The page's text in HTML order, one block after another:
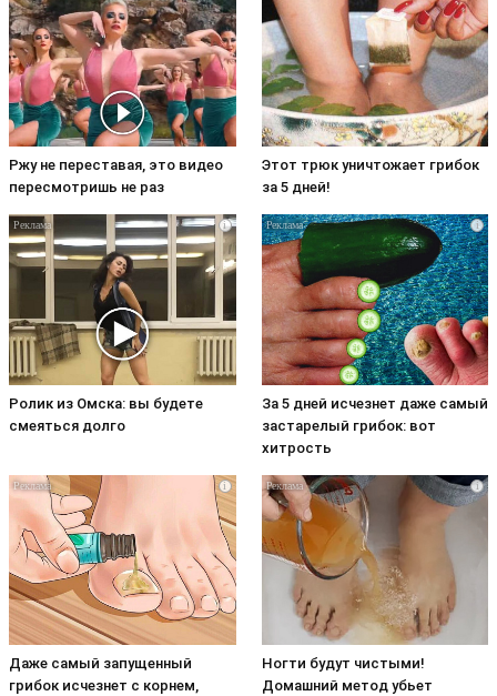
Ржу не переставая, это видео
пересмотришь не раз
Этот трюк уничтожает грибок
за 5 дней!
i
Ролик из Омска: вы будете
смеяться долго
i
За 5 дней исчезнет даже самый
застарелый грибок: вот
хитрость
i
Даже самый запущенный
грибок исчезнет с корнем,
i
Ногти будут чистыми!
Домашний метод убьет